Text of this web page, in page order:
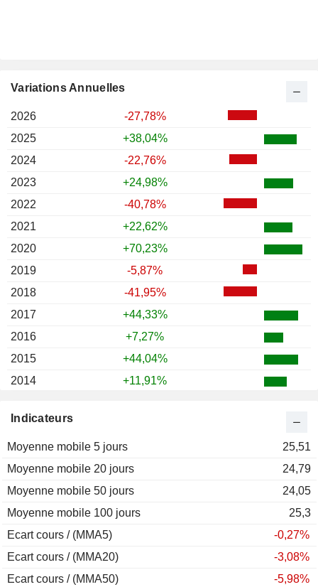
Indicateurs
Moyenne mobile 5 jours
25,51
Moyenne mobile 20 jours
24,79
Moyenne mobile 50 jours
24,05
Moyenne mobile 100 jours
25,3
Ecart cours / (MMA5)
-0,27%
Ecart cours / (MMA20)
-3,08%
Ecart cours / (MMA50)
-5,98%
Variations Annuelles
2026
-27,78%
2025
+38,04%
2024
-22,76%
2023
+24,98%
2022
-40,78%
2021
+22,62%
2020
+70,23%
2019
-5,87%
2018
-41,95%
2017
+44,33%
2016
+7,27%
2015
+44,04%
2014
+11,91%
2012
2011
-35,97%
2010
+120,75%
2009
+48,07%
2008
-66,14%
2007
2006
2005